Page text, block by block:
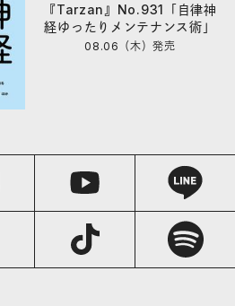
『Tarzan』No.931「自律神
経ゆったりメンテナンス術」
08.06（木）発売